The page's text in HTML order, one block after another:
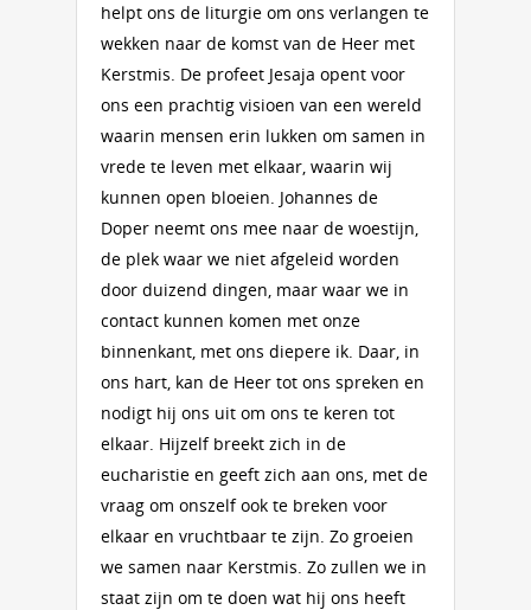
helpt ons de liturgie om ons verlangen te
wekken naar de komst van de Heer met
Kerstmis. De profeet Jesaja opent voor
ons een prachtig visioen van een wereld
waarin mensen erin lukken om samen in
vrede te leven met elkaar, waarin wij
kunnen open bloeien. Johannes de
Doper neemt ons mee naar de woestijn,
de plek waar we niet afgeleid worden
door duizend dingen, maar waar we in
contact kunnen komen met onze
binnenkant, met ons diepere ik. Daar, in
ons hart, kan de Heer tot ons spreken en
nodigt hij ons uit om ons te keren tot
elkaar. Hijzelf breekt zich in de
eucharistie en geeft zich aan ons, met de
vraag om onszelf ook te breken voor
elkaar en vruchtbaar te zijn. Zo groeien
we samen naar Kerstmis. Zo zullen we in
staat zijn om te doen wat hij ons heeft